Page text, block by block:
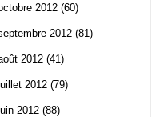
2012 (60)
2012 (81)
2012 (41)
2012 (79)
2012 (88)